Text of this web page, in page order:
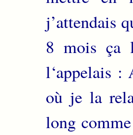
j’attendais
8 mois ça
l‘appelais
où je la
long